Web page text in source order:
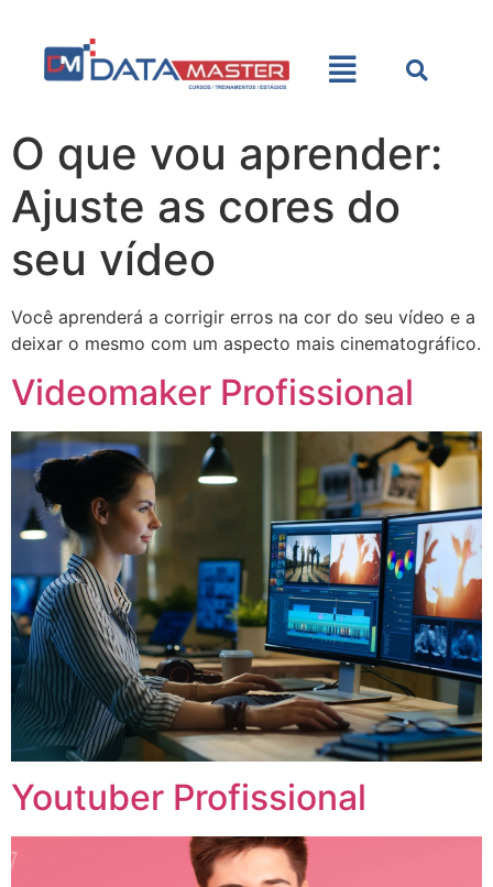
O que vou aprender:
Ajuste as cores do
seu vídeo
Você aprenderá a corrigir erros na cor do seu vídeo e a
deixar o mesmo com um aspecto mais cinematográfico.
Videomaker Profissional
Youtuber Profissional